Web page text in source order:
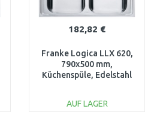
182,82 €
Franke Logica LLX 620,
790x500 mm,
Küchenspüle, Edelstahl
AUF LAGER